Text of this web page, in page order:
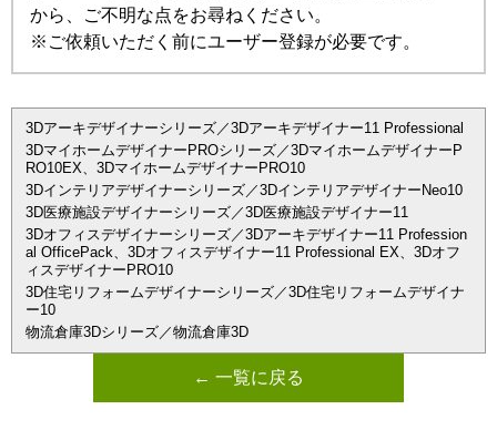
から、ご不明な点をお尋ねください。
※ご依頼いただく前にユーザー登録が必要です。
3Dアーキデザイナーシリーズ／3Dアーキデザイナー11 Professional
3DマイホームデザイナーPROシリーズ／3DマイホームデザイナーP
RO10EX、3DマイホームデザイナーPRO10
3Dインテリアデザイナーシリーズ／3DインテリアデザイナーNeo10
3D医療施設デザイナーシリーズ／3D医療施設デザイナー11
3Dオフィスデザイナーシリーズ／3Dアーキデザイナー11 Profession
al OfficePack、3Dオフィスデザイナー11 Professional EX、3Dオフ
ィスデザイナーPRO10
3D住宅リフォームデザイナーシリーズ／3D住宅リフォームデザイナ
ー10
物流倉庫3Dシリーズ／物流倉庫3D
← 一覧に戻る